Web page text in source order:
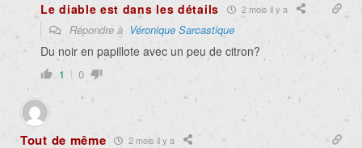
Le diable est dans les détails 2 mois il y a
Répondre à Véronique Sarcastique
Du noir en papillote avec un peu de citron?
1 0
Tout de même 2 mois il y a